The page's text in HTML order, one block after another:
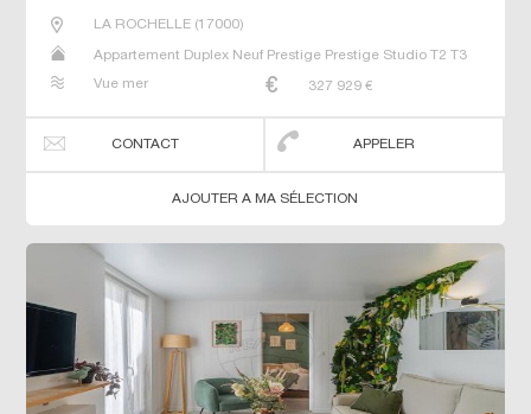
LA ROCHELLE(17000)
Appartement Duplex Neuf Prestige Prestige Studio T2 T3
Vue mer
327 929 €
CONTACT APPELER
AJOUTER A MA SÉLECTION